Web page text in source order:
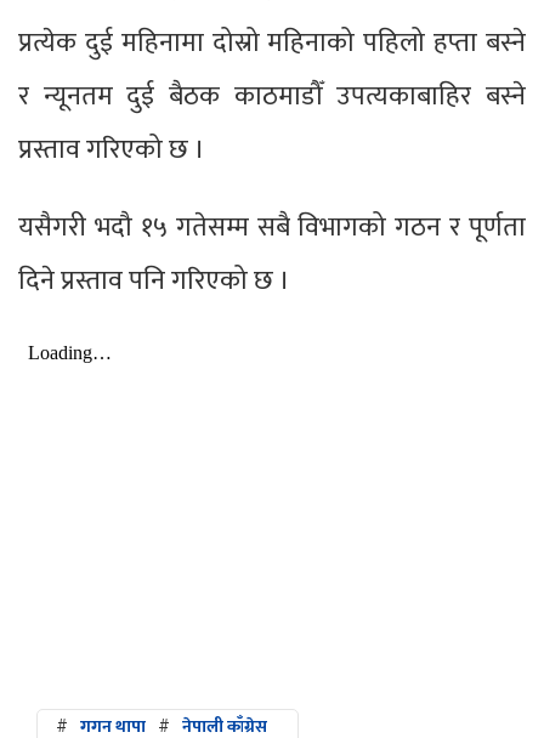
प्रत्येक दुई महिनामा दोस्रो महिनाको पहिलो हप्ता बस्ने
र न्यूनतम दुई बैठक काठमाडौँ उपत्यकाबाहिर बस्ने
प्रस्ताव गरिएको छ ।
यसैगरी भदौ १५ गतेसम्म सबै विभागको गठन र पूर्णता
दिने प्रस्ताव पनि गरिएको छ ।
# गगन थापा # नेपाली काँग्रेस